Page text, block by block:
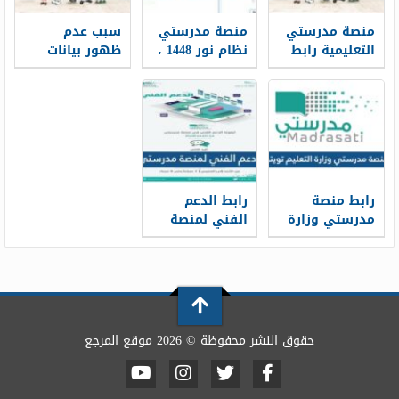
منصة مدرستي
التعليمية رابط
دخول مباشر
1448
منصة مدرستي
نظام نور 1448 ،
شرح تسجيل
دخول منصة
مدرستي عبر
نظام نور
سبب عدم
ظهور بيانات
منصة مدرستي
رابط منصة
مدرستي وزارة
التعليم تويتر
رابط الدعم
الفني لمنصة
مدرستي schools
حقوق النشر محفوظة © 2026 موقع المرجع